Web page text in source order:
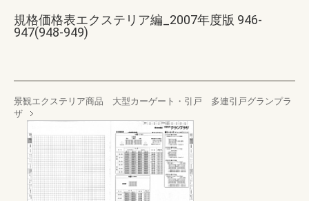
規格価格表エクステリア編_2007年度版 946-
947(948-949)
景観エクステリア商品 大型カーゲート・引戸 多連引戸グランプラ
ザ